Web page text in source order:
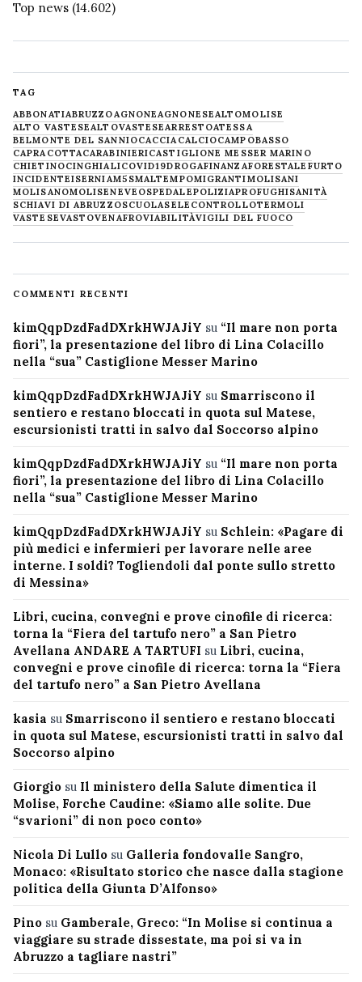
Top news (14.602)
TAG
ABBONATIABRUZZOAGNONEAGNONESEALTOMOLISE
ALTO VASTESEALTOVASTESEARRESTOATESSA
BELMONTE DEL SANNIOCACCIACALCIOCAMPOBASSO
CAPRACOTTACARABINIERICASTIGLIONE MESSER MARINO
CHIETINOCINGHIALICOVID19DROGAFINANZAFORESTALE FURTO
INCIDENTEISERNIAM5SMALTEMPOMIGRANTIMOLISANI
MOLISANOMOLISENEVE OSPEDALEPOLIZIAPROFUGHISANITÀ
SCHIAVI DI ABRUZZOSCUOLASELECONTROLLOTERMOLI
VASTESEVASTOVENAFROVIABILITÀVIGILI DEL FUOCO
COMMENTI RECENTI
kimQqpDzdFadDXrkHWJAJiY su “Il mare non porta
fiori”, la presentazione del libro di Lina Colacillo
nella “sua” Castiglione Messer Marino
kimQqpDzdFadDXrkHWJAJiY su Smarriscono il
sentiero e restano bloccati in quota sul Matese,
escursionisti tratti in salvo dal Soccorso alpino
kimQqpDzdFadDXrkHWJAJiY su “Il mare non porta
fiori”, la presentazione del libro di Lina Colacillo
nella “sua” Castiglione Messer Marino
kimQqpDzdFadDXrkHWJAJiY su Schlein: «Pagare di
più medici e infermieri per lavorare nelle aree
interne. I soldi? Togliendoli dal ponte sullo stretto
di Messina»
Libri, cucina, convegni e prove cinofile di ricerca:
torna la “Fiera del tartufo nero” a San Pietro
Avellana ANDARE A TARTUFI su Libri, cucina,
convegni e prove cinofile di ricerca: torna la “Fiera
del tartufo nero” a San Pietro Avellana
kasia su Smarriscono il sentiero e restano bloccati
in quota sul Matese, escursionisti tratti in salvo dal
Soccorso alpino
Giorgio su Il ministero della Salute dimentica il
Molise, Forche Caudine: «Siamo alle solite. Due
“svarioni” di non poco conto»
Nicola Di Lullo su Galleria fondovalle Sangro,
Monaco: «Risultato storico che nasce dalla stagione
politica della Giunta D’Alfonso»
Pino su Gamberale, Greco: “In Molise si continua a
viaggiare su strade dissestate, ma poi si va in
Abruzzo a tagliare nastri”